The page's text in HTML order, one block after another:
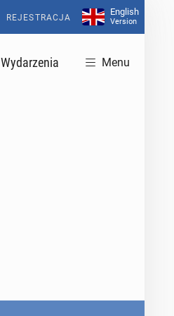
REJESTRACJA
English
Version
Wydarzenia Menu